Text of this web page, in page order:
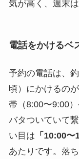
気が高く、週末
電話をかけるベ
予約の電話は、
頃）にかけるの
帯（8:00〜9:00
バタついていて
い目は 「10:00〜
あたりです。落